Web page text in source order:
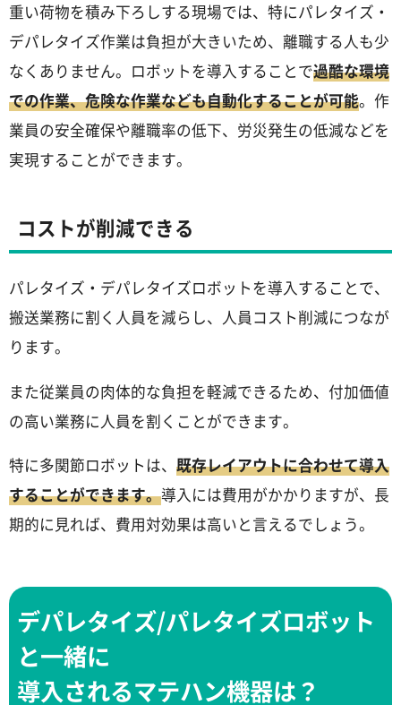
重い荷物を積み下ろしする現場では、特にパレタイズ・
デパレタイズ作業は負担が大きいため、離職する人も少
なくありません。ロボットを導入することで過酷な環境
での作業、危険な作業なども自動化することが可能。作
業員の安全確保や離職率の低下、労災発生の低減などを
実現することができます。
コストが削減できる
パレタイズ・デパレタイズロボットを導入することで、
搬送業務に割く人員を減らし、人員コスト削減につなが
ります。
また従業員の肉体的な負担を軽減できるため、付加価値
の高い業務に人員を割くことができます。
特に多関節ロボットは、 既存レイアウトに合わせて導入
することができます。導入には費用がかかりますが、長
期的に見れば、費用対効果は高いと言えるでしょう。
デパレタイズ/パレタイズロボット
と一緒に
導入されるマテハン機器は？